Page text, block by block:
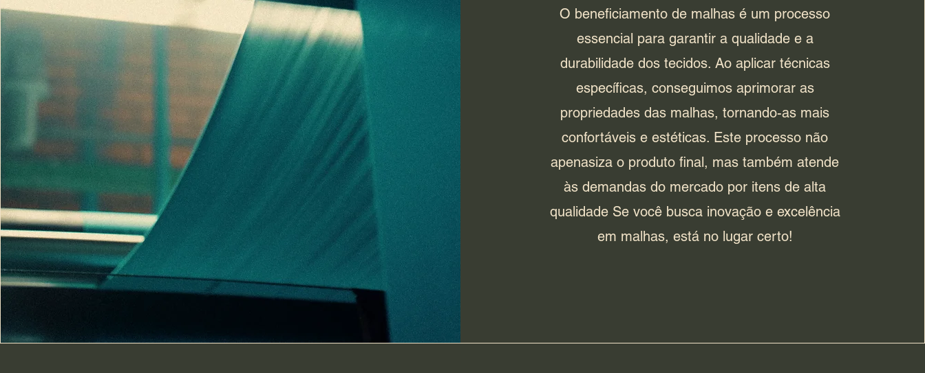
O beneficiamento de malhas é um processo
essencial para garantir a qualidade e a
durabilidade dos tecidos. Ao aplicar técnicas
específicas, conseguimos aprimorar as
propriedades das malhas, tornando-as mais
confortáveis e estéticas. Este processo não
apenasiza o produto final, mas também atende
às demandas do mercado por itens de alta
qualidade Se você busca inovação e excelência
em malhas, está no lugar certo!